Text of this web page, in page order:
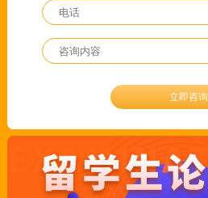
立即咨询